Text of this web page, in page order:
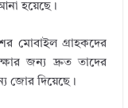
হয়েছে।
মোবাইল গ্রাহকদের
জন্য দ্রুত তাদের
জোর দিয়েছে।